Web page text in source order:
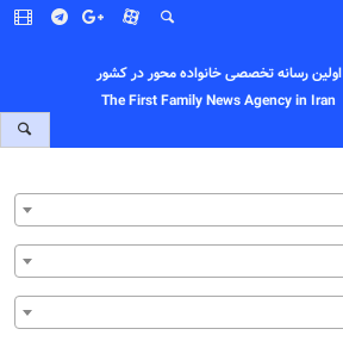
اولین رسانه تخصصی خانواده محور در کشور
The First Family News Agency in Iran